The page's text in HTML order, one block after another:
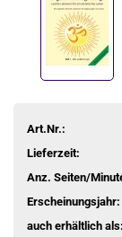
Art.Nr.:
Lieferzeit:
Anz. Seiten/
Erscheinungsjahr:
auch erhältlich als: